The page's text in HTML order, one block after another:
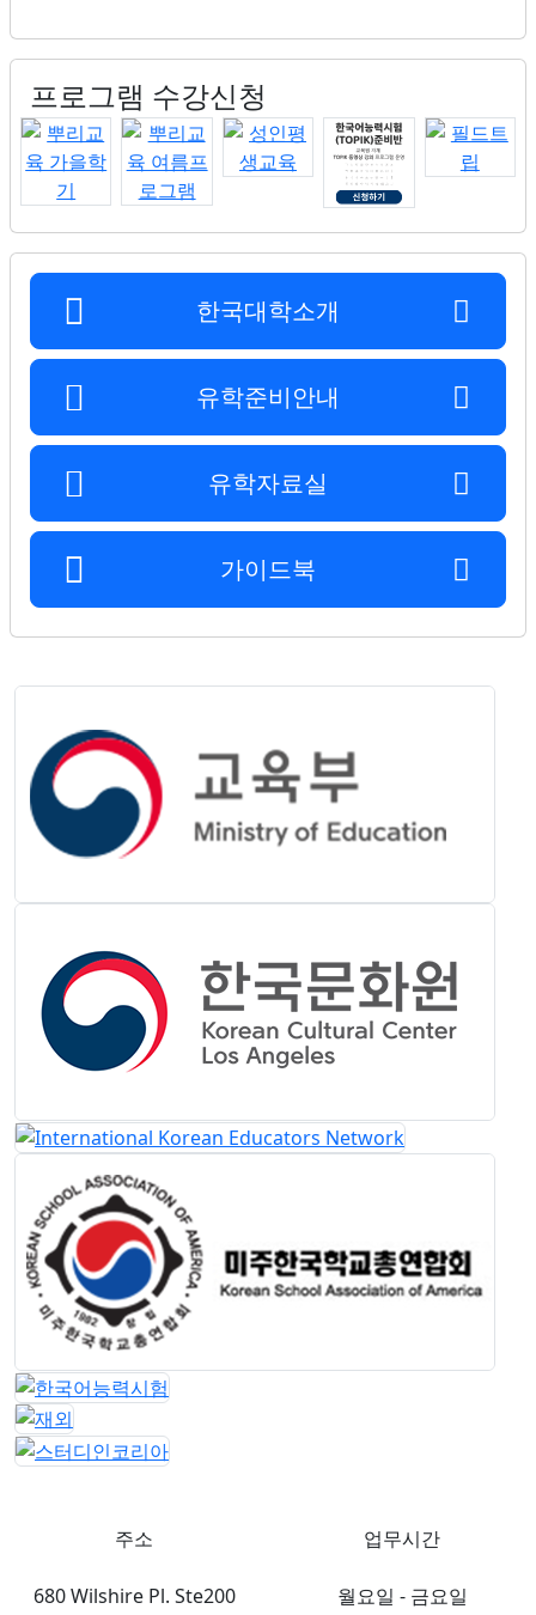
프로그램 수강신청
한국대학소개
유학준비안내
유학자료실
가이드북
opens a new
opens a new window
opens a new window
opens a new window
주소
680 Wilshire Pl. Ste200
업무시간
월요일 - 금요일